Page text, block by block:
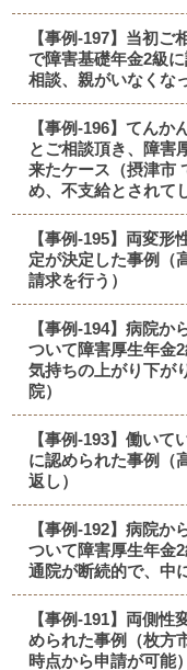
【事例-197】当初
で障害基礎年金2級
相談、親がいなくな
【事例-196】てん
とご相談頂き、障害
来たケース（摂津市
め、不支給とされて
【事例-195】両変
定が決定した事例（
請求を行う）
【事例-194】病院
ついて障害厚生年金
気持ちの上がり下が
院）
【事例-193】働い
に認められた事例（
返し）
【事例-192】病院
ついて障害厚生年金
通院が断続的で、中
【事例-191】両側
められた事例（枚方
時点から申請が可能）